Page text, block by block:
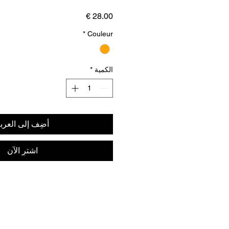
السعر
Couleur
*
الكمية *
أضِف إلى
اشترِ الآن